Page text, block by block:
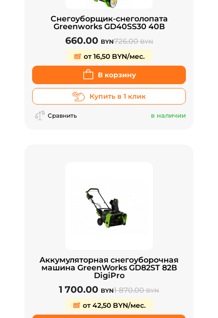
Снегоуборщик-снеголопата
Greenworks GD40SS30 40В
660.00 BYN726.00BYN
от 16,50 BYN/мес.
В корзину
Купить в 1 клик
Сравнить в наличии
Аккумуляторная снегоуборочная
машина GreenWorks GD82ST 82В
DigiPro
1 700.00 BYN1 870.00BYN
от 42,50 BYN/мес.